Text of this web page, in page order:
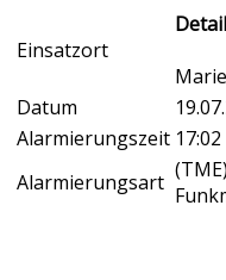
Einsatzort
Datum
Alarmierungszeit
Alarmierungsart